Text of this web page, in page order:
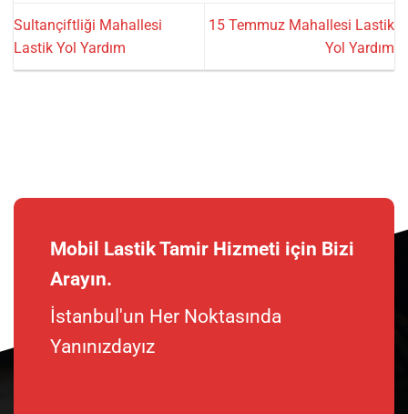
Sultançiftliği Mahallesi
Lastik Yol Yardım
15 Temmuz Mahallesi Lastik
Yol Yardım
Mobil Lastik Tamir Hizmeti için Bizi
Arayın.
İstanbul'un Her Noktasında
Yanınızdayız